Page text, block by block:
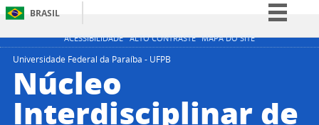
ACESSIBILIDADE ALTO CONTRASTE MAPA DO SITE
BRASIL
Simplifique!
Acesso à informação
Universidade Federal da Paraíba - UFPB
Núcleo
Interdisciplinar de